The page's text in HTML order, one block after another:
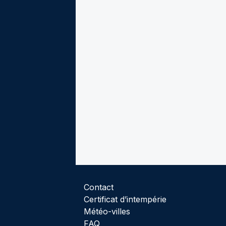
Contact
Certificat d’intempérie
Météo-villes
FAQ